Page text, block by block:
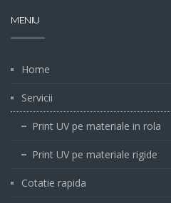
MENIU
Home
Servicii
Print UV pe materiale in rola
Print UV pe materiale rigide
Cotatie rapida